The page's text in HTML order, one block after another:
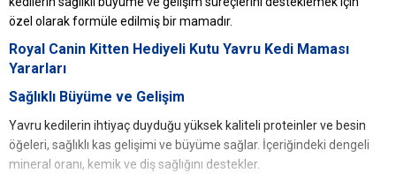
özel olarak formüle edilmiş bir mamadır.
Royal Canin Kitten Hediyeli Kutu Yavru Kedi Maması
Yararları
Sağlıklı Büyüme ve Gelişim
Yavru kedilerin ihtiyaç duyduğu yüksek kaliteli proteinler ve besin
öğeleri, sağlıklı kas gelişimi ve büyüme sağlar. İçeriğindeki dengeli
mineral oranı, kemik ve diş sağlığını destekler.